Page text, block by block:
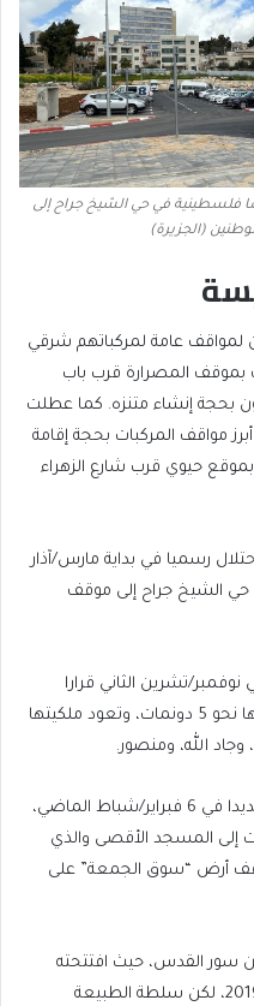
فلسطينية في حي الشيخ جراح إلى
(الجزيرة)
لمواقف عامة لمركباتهم شرقي
بموقف المصرارة قرب باب
بحجة إنشاء متنزه. كما عطلت
مواقف المركبات بحجة إقامة
حيوي قرب شارع الزهراء
رسميا في بداية مارس/آذار
الشيخ جراح إلى موقف
تشرين الثاني قرارا
بمصادرة تلك الأرض التي تبلغ مساحتها نحو 5 دونمات، وتعود ملكيتها
الله، ومنصور.
وعلى أعتاب شهر رمضان المبارك، وتحديدا في 6 فبراير/شباط الماضي،
إلى المسجد الأقصى والذي
أرض “سوق الجمعة” على
من سور القدس، حيث افتتحته
عائلات حمد، وعطا الله، وعويس عام 2019، لكن سلطة الطبيعة